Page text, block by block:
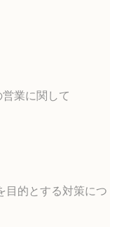
業に関して
目的とする対策につ